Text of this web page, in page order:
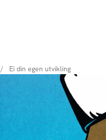
/ Ei din egen utvikling